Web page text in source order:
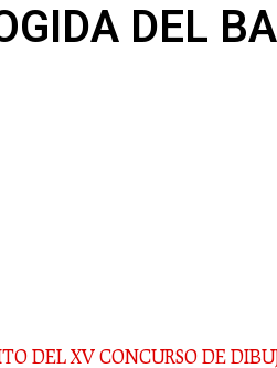
DEL
DEL XV CONCURSO DE